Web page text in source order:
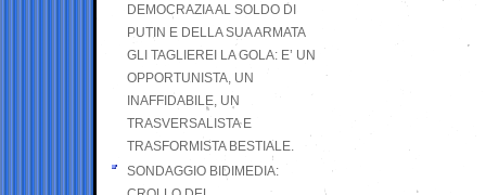
DEMOCRAZIA AL SOLDO DI
PUTIN E DELLA SUA ARMATA
GLI TAGLIEREI LA GOLA: E’ UN
OPPORTUNISTA, UN
INAFFIDABILE, UN
TRASVERSALISTA E
TRASFORMISTA BESTIALE.
SONDAGGIO BIDIMEDIA: